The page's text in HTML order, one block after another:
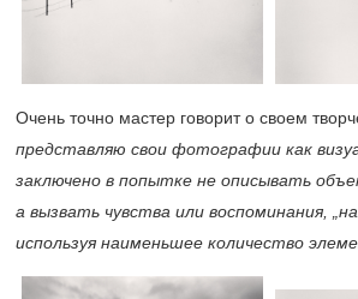
Очень точно мастер говорит о своем
представляю свои фотографии как
заключено в попытке не описывать
а вызвать чувства или воспоминания,
используя наименьшее количество